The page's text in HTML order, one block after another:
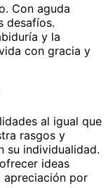
Con aguda
desafíos.
y la
con gracia y
al igual que
rasgos y
su individualidad.
ideas
apreciación por